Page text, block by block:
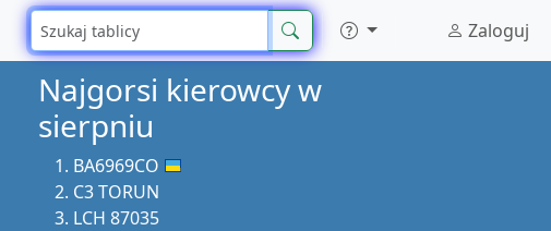
Zaloguj
Najgorsi kierowcy w
sierpniu
BA6969CO
C3 TORUN
LCH 87035